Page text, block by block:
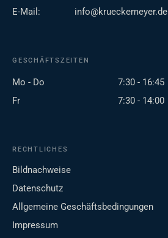
E-Mail:
info@krueckemeyer.de
GESCHÄFTSZEITEN
Mo - Do
7:30 - 16:45
Fr
7:30 - 14:00
RECHTLICHES
Bildnachweise
Datenschutz
Allgemeine Geschäftsbedingungen
Impressum